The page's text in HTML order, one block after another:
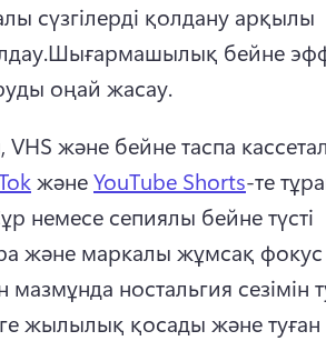
сүзгілерді қолдану арқылы
Шығармашылық бейне
оңай жасау.
және бейне таспа
және YouTube Shorts-те
немесе сепиялы бейне түсті
және маркалы жұмсақ фокус
мазмұнда ностальгия сезімін
жылылық қосады және туған